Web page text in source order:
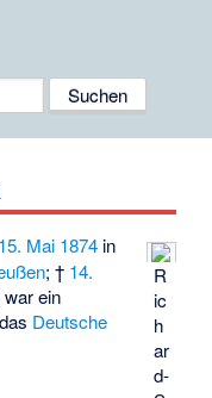
R
ic
h
ar
d-
15. Mai 1874 in
; † 14.
war ein
Deutsche